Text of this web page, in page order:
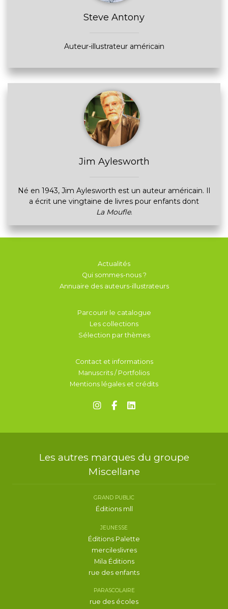
Steve Antony
Auteur-illustrateur américain
Jim Aylesworth
Né en 1943, Jim Aylesworth est un auteur américain. Il
a écrit une vingtaine de livres pour enfants dont
La Moufle.
Actualités
Qui sommes-nous ?
Annuaire des auteurs-illustrateurs
Parcourir le catalogue
Les collections
Sélection par thèmes
Contact et informations
Manuscrits / Portfolios
Mentions légales et crédits
Les autres marques du groupe
Miscellane
GRAND PUBLIC
Éditions mll
JEUNESSE
Éditions Palette
mercileslivres
Mila Éditions
rue des enfants
PARASCOLAIRE
rue des écoles